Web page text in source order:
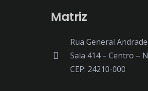
Matriz
Rua General
Sala 414 – Centro –
CEP: 24210-000